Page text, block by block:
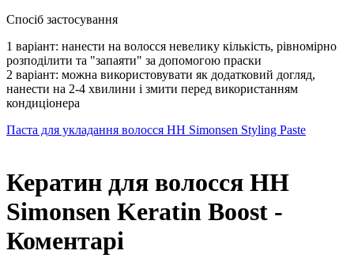
Спосіб застосування
1 варіант: нанести на волосся невелику кількість, рівномірно
розподілити та "запаяти" за допомогою праски
2 варіант: можна використовувати як додатковий догляд,
нанести на 2-4 хвилини і змити перед використанням
кондиціонера
Паста для укладання волосся HH Simonsen Styling Paste
Кератин для волосся HH
Simonsen Keratin Boost -
Коментарі